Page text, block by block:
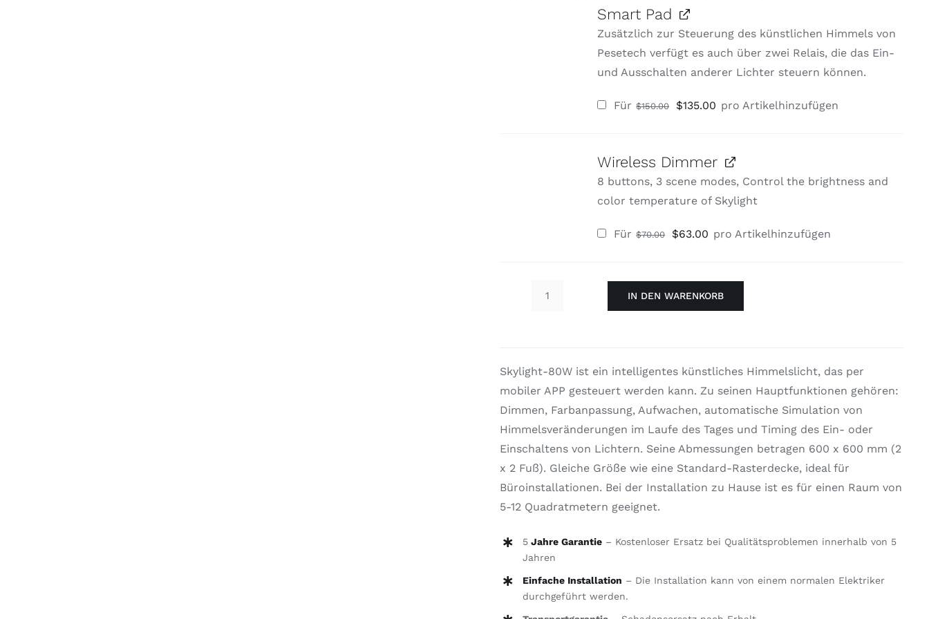
war:
$1,080.00
ist:
$780.00.
Smart Pad
Zusätzlich zur Steuerung des künstlichen Himmels von
Pesetech verfügt es auch über zwei Relais, die das Ein-
und Ausschalten anderer Lichter steuern können.
Für $150.00
Ursprünglicher
Preis
$135.00 Aktueller
Preis
pro Artikelhinzufügen
Wireless Dimmer
8 buttons, 3 scene modes, Control the brightness and
color temperature of Skylight
Für $70.00
Ursprünglicher
Preis
$63.00 Aktueller
Preis
pro Artikelhinzufügen
IN DEN WARENKORB
Skylight-80W ist ein intelligentes künstliches Himmelslicht, das per
mobiler APP gesteuert werden kann. Zu seinen Hauptfunktionen gehören:
Dimmen, Farbanpassung, Aufwachen, automatische Simulation von
Himmelsveränderungen im Laufe des Tages und Timing des Ein- oder
Einschaltens von Lichtern. Seine Abmessungen betragen 600 x 600 mm (2
x 2 Fuß). Gleiche Größe wie eine Standard-Rasterdecke, ideal für
Büroinstallationen. Bei der Installation zu Hause ist es für einen Raum von
5-12 Quadratmetern geeignet.
5 Jahre Garantie – Kostenloser Ersatz bei Qualitätsproblemen innerhalb von 5
Jahren
Einfache Installation – Die Installation kann von einem normalen Elektriker
durchgeführt werden.